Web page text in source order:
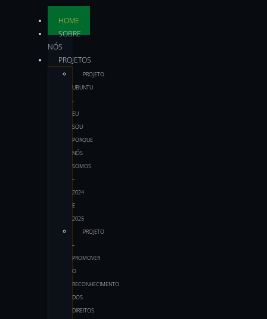
HOME
SOBRE
NÓS
PROJETOS
PROJETO
UBUNTU
–
EU
SOU
PORQUE
NÓS
SOMOS
–
2024
E
2025
PROJETO
–
PROMOVER
O
RECONHECIMENTO
DOS
DIREITOS